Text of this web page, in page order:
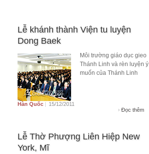
Lễ khánh thành Viện tu luyện
Dong Baek
Môi trường giáo dục gieo
Thánh Linh và rèn luyện ý
muốn của Thánh Linh
Hàn Quốc | 15/12/2011
Đọc thêm
Lễ Thờ Phượng Liên Hiệp New
York, Mĩ